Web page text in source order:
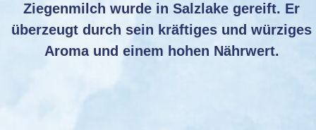
Ziegenmilch wurde in Salzlake gereift. Er
überzeugt durch sein kräftiges und würziges
Aroma und einem hohen Nährwert.